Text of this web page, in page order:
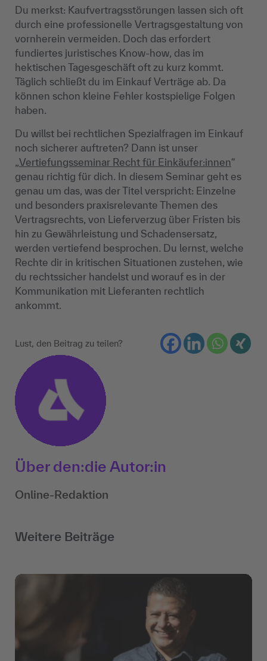
Du merkst: Kaufvertragsstörungen lassen sich oft
durch eine professionelle Vertragsgestaltung von
vornherein vermeiden. Doch das erfordert
fundiertes juristisches Know-how, das im
hektischen Tagesgeschäft oft zu kurz kommt.
Täglich schließt du im Einkauf Verträge ab. Da
können schon kleine Fehler kostspielige Folgen
haben.
Du willst bei rechtlichen Spezialfragen im Einkauf
noch sicherer auftreten? Dann ist unser
„Vertiefungsseminar Recht für Einkäufer:innen“
genau richtig für dich. In diesem Seminar geht es
genau um das, was der Titel verspricht: Einzelne
und besonders praxisrelevante Themen des
Vertragsrechts, von Lieferverzug über Fristen bis
hin zu Gewährleistung und Schadensersatz,
werden vertiefend besprochen. Du lernst, welche
Rechte dir in kritischen Situationen zustehen, wie
du rechtssicher handelst und worauf es in der
Kommunikation mit Lieferanten rechtlich
ankommt.
Lust, den Beitrag zu teilen?
Über den:die Autor:in
Online-Redaktion
Weitere Beiträge